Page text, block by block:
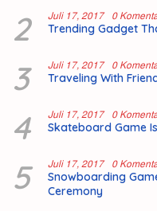
2 Juli 17, 2017 0
Trending Gadget
3 Juli 17, 2017 0
Traveling With
4 Juli 17, 2017 0
Skateboard Game
5 Juli 17, 2017 0
Snowboarding
Ceremony